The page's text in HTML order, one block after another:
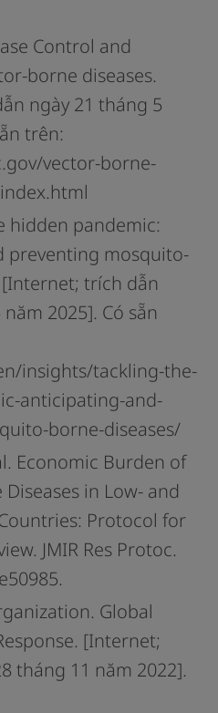
Control and
borne diseases.
ngày 21 tháng 5
trên:
vector-borne-
hidden pandemic:
preventing mosquito-
trích dẫn
2025]. Có sẵn
insights/tackling-the-
anticipating-and-
borne-diseases/
Economic Burden of
in Low- and
Protocol for
JMIR Res Protoc.
Global
[Internet;
tháng 11 năm 2022].